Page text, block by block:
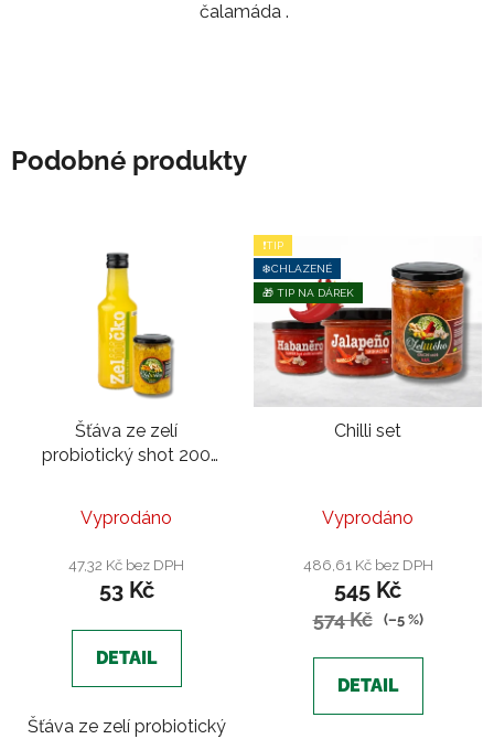
čalamáda .
Podobné produkty
Šťáva ze zelí
probiotický shot 200
Vyprodáno
47,32 Kč bez DPH
53 Kč
DETAIL
Šťáva ze zelí probiotický
❗TIP
❄️CHLAZENÉ
🎁 TIP NA DÁREK
Chilli set
Vyprodáno
486,61 Kč bez DPH
545 Kč
574 Kč (–5 %)
DETAIL